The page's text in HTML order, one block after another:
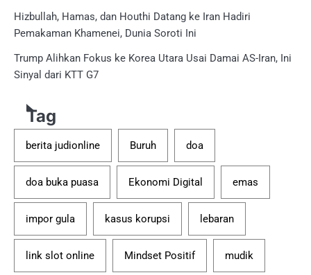
Hizbullah, Hamas, dan Houthi Datang ke Iran Hadiri
Pemakaman Khamenei, Dunia Soroti Ini
Trump Alihkan Fokus ke Korea Utara Usai Damai AS-Iran, Ini
Sinyal dari KTT G7
Tag
berita judionline Buruh doa
doa buka puasa Ekonomi Digital emas
impor gula kasus korupsi lebaran
link slot online Mindset Positif mudik